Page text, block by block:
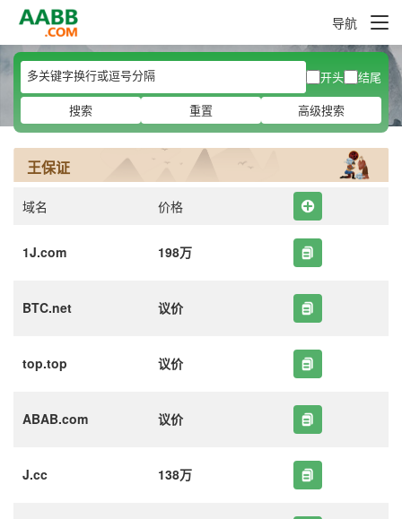
导航
开头
结尾
搜索
重置 高级搜索
王保证
域名 价格
1J.com 198万
BTC.net 议价
top.top 议价
ABAB.com 议价
J.cc 138万